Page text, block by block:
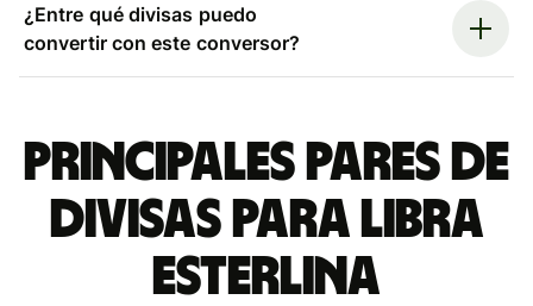
¿Entre qué divisas puedo
convertir con este conversor?
Principales pares de
divisas para libra
esterlina